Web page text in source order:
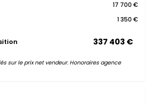
17 700 €
1 350 €
337 403 €
sur le prix net vendeur. Honoraires agence